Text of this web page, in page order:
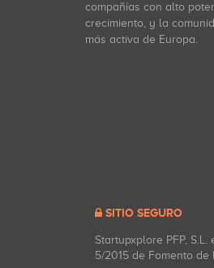
compañías con alto
crecimiento, y la
más activa de Europa.
SITIO SEGURO
Startupxplore PFP,
5/2015 de Fomento